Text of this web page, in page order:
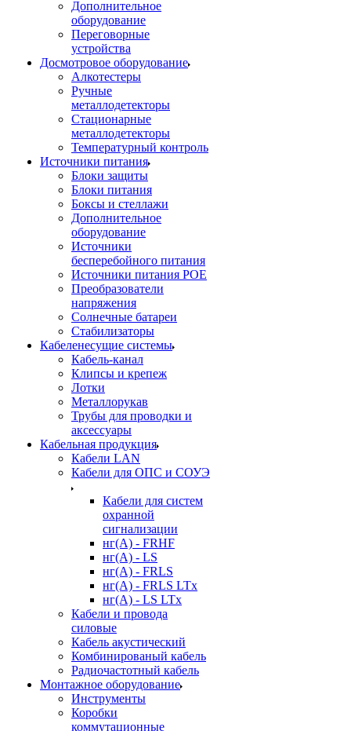
Дополнительное
оборудование
Переговорные
устройства
Досмотровое оборудование
Алкотестеры
Ручные
металлодетекторы
Стационарные
металлодетекторы
Температурный контроль
Источники питания
Блоки защиты
Блоки питания
Боксы и стеллажи
Дополнительное
оборудование
Источники
бесперебойного питания
Источники питания POE
Преобразователи
напряжения
Солнечные батареи
Стабилизаторы
Кабеленесущие системы
Кабель-канал
Клипсы и крепеж
Лотки
Металлорукав
Трубы для проводки и
аксессуары
Кабельная продукция
Кабели LAN
Кабели для ОПС и СОУЭ
Кабели для систем
охранной
сигнализации
нг(A) - FRHF
нг(A) - LS
нг(А) - FRLS
нг(А) - FRLS LTx
нг(А) - LS LTx
Кабели и провода
силовые
Кабель акустический
Комбинированый кабель
Радиочастотный кабель
Монтажное оборудование
Инструменты
Коробки
коммутационные